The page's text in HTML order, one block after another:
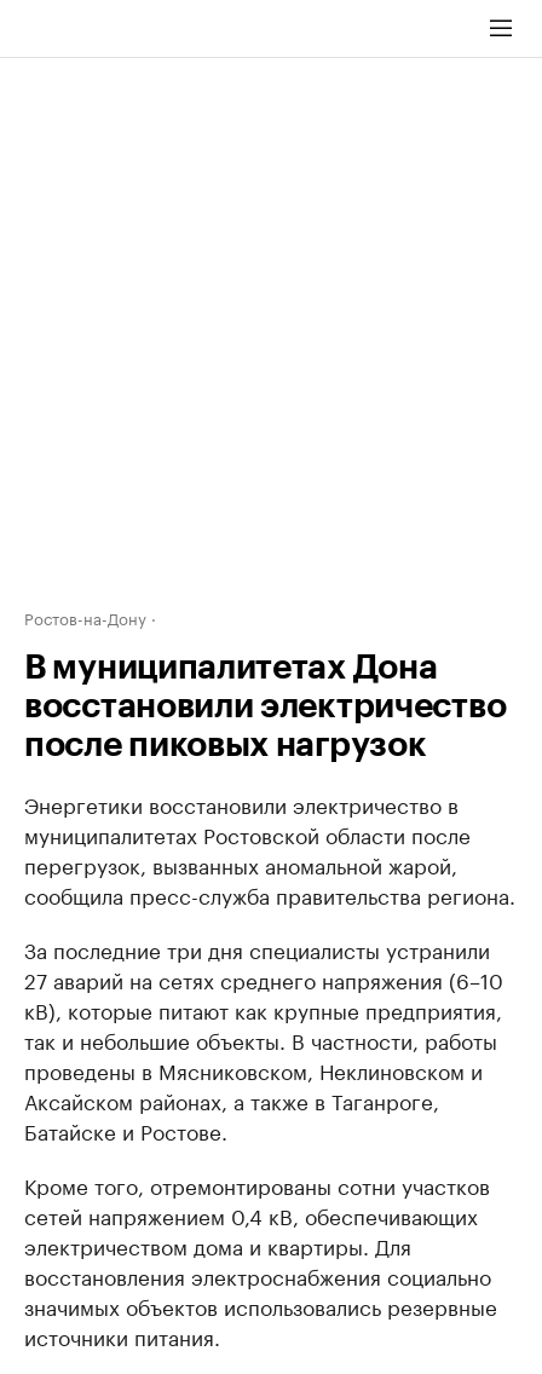
Ростов-на-Дону
В муниципалитетах Дона
восстановили электричество
после пиковых нагрузок
Энергетики восстановили электричество в
муниципалитетах Ростовской области после
перегрузок, вызванных аномальной жарой,
сообщила пресс-служба правительства региона.
За последние три дня специалисты устранили
27 аварий на сетях среднего напряжения (6–10
кВ), которые питают как крупные предприятия,
так и небольшие объекты. В частности, работы
проведены в Мясниковском, Неклиновском и
Аксайском районах, а также в Таганроге,
Батайске и Ростове.
Кроме того, отремонтированы сотни участков
сетей напряжением 0,4 кВ, обеспечивающих
электричеством дома и квартиры. Для
восстановления электроснабжения социально
значимых объектов использовались резервные
источники питания.